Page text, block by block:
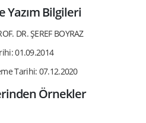
Yazım Bilgileri
DR. ŞEREF BOYRAZ
01.09.2014
Tarihi: 07.12.2020
Örnekler